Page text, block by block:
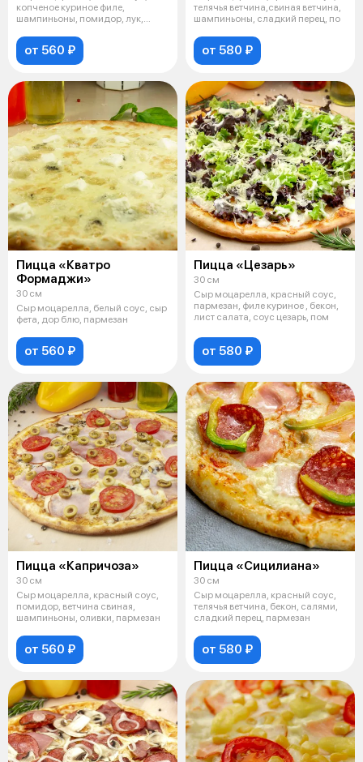
копченое куриное филе,
шампиньоны, помидор, лук,
от 560 ₽
телячья ветчина,свиная ветчина,
шампиньоны, сладкий перец, по
от 580 ₽
Пицца «Кватро
Формаджи»
30 см
Сыр моцарелла, белый соус, сыр
фета, дор блю, пармезан
от 560 ₽
Пицца «Цезарь»
30 см
Сыр моцарелла, красный соус,
пармезан, филе куриное , бекон,
лист салата, соус цезарь, пом
от 580 ₽
Пицца «Капричоза»
30 см
Сыр моцарелла, красный соус,
помидор, ветчина свиная,
шампиньоны, оливки, пармезан
от 560 ₽
Пицца «Сицилиана»
30 см
Сыр моцарелла, красный соус,
телячья ветчина, бекон, салями,
сладкий перец, пармезан
от 580 ₽